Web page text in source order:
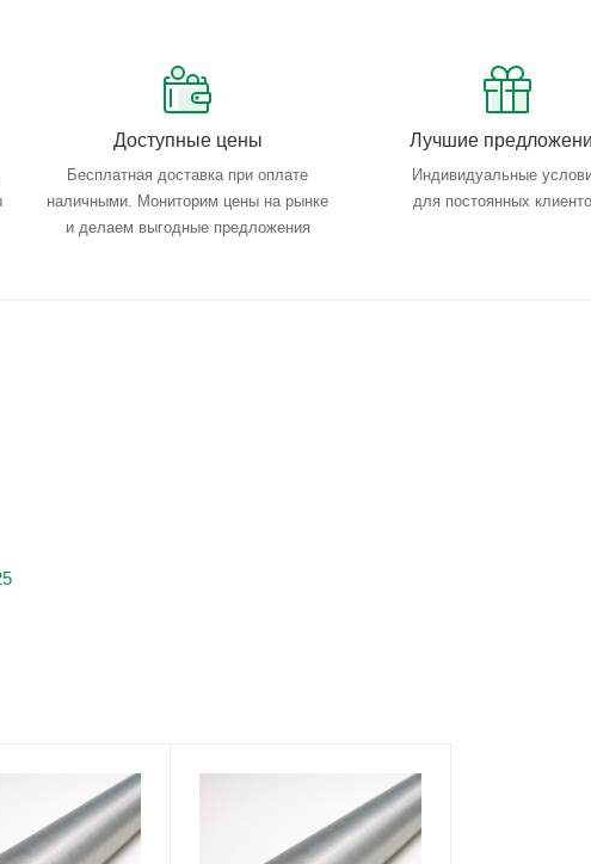
Доступные цены
Бесплатная доставка при оплате
наличными. Мониторим цены на рынке
и делаем выгодные предложения
Лучшие
Индивидуальные
для постоянных